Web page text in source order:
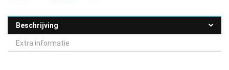
Beschrijving
Extra informatie